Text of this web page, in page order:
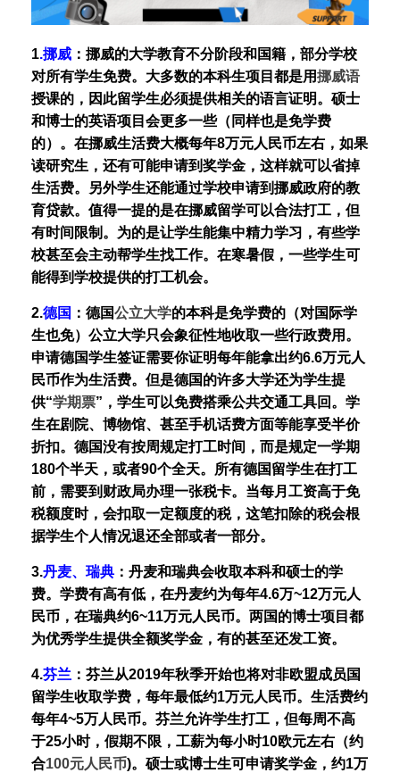
1.挪威 ： 挪威的大学教育不分阶段和国籍，部分学校
对所有学生免费。大多数的本科生项目都是用挪威语
授课的，因此留学生必须提供相关的语言证明。硕士
和博士的英语项目会更多一些（同样也是免学费
的）。在挪威生活费大概每年8万元人民币左右，如果
读研究生，还有可能申请到奖学金，这样就可以省掉
生活费。另外学生还能通过学校申请到挪威政府的教
育贷款。值得一提的是在挪威留学可以合法打工，但
有时间限制。为的是让学生能集中精力学习，有些学
校甚至会主动帮学生找工作。在寒暑假，一些学生可
能得到学校提供的打工机会。
2.德国 ： 德国公立大学的本科是免学费的（对国际学
生也免）公立大学只会象征性地收取一些行政费用。
申请德国学生签证需要你证明每年能拿出约6.6万元人
民币作为生活费。但是德国的许多大学还为学生提
供“学期票”，学生可以免费搭乘公共交通工具回。学
生在剧院、博物馆、甚至手机话费方面等能享受半价
折扣。德国没有按周规定打工时间，而是规定一学期
180个半天，或者90个全天。所有德国留学生在打工
前，需要到财政局办理一张税卡。当每月工资高于免
税额度时，会扣取一定额度的税，这笔扣除的税会根
据学生个人情况退还全部或者一部分。
3.丹麦、瑞典 ： 丹麦和瑞典会收取本科和硕士的学
费。学费有高有低，在丹麦约为每年4.6万~12万元人
民币，在瑞典约6~11万元人民币。两国的博士项目都
为优秀学生提供全额奖学金，有的甚至还发工资。
4.芬兰 ： 芬兰从2019年秋季开始也将对非欧盟成员国
留学生收取学费，每年最低约1万元人民币。生活费约
每年4~5万人民币。芬兰允许学生打工，但每周不高
于25小时，假期不限，工薪为每小时10欧元左右（约
合100元人民币)。硕士或博士生可申请奖学金，约1万